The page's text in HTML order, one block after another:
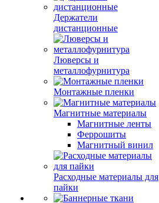
Держатели
дистанционные
Люверсы и
металлофурнитура
Монтажные пленки
Магнитные материалы
Магнитные ленты
Феррошиты
Магнитный винил
Расходные материалы для
пайки